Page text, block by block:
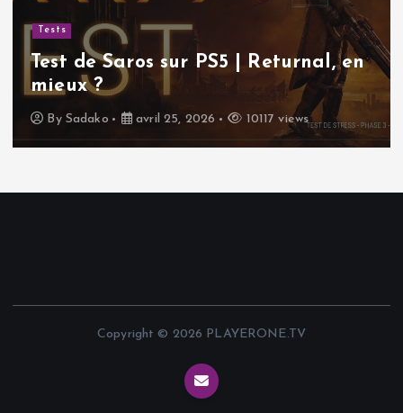
Sudoku gratuit | Pourquoi ce
classique indémodable continue de
nous rendre accro !
BySadako avril 11, 2026 11622 views
Copyright © 2026 PLAYERONE.TV